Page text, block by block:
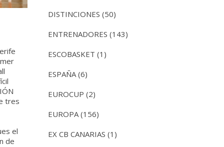
tres
el
de
DISTINCIONES (50)
ENTRENADORES (143)
ESCOBASKET (1)
ESPAÑA (6)
EUROCUP (2)
EUROPA (156)
EX CB CANARIAS (1)